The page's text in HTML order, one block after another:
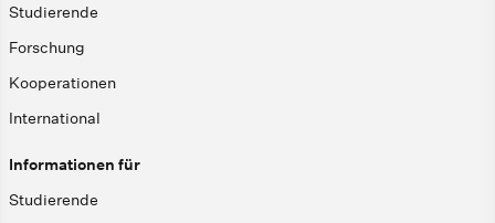
Studierende
Forschung
Kooperationen
International
Informationen für
Studierende